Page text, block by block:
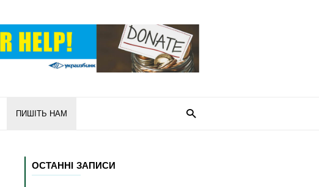
ПИШІТЬ НАМ
ОСТАННІ ЗАПИСИ